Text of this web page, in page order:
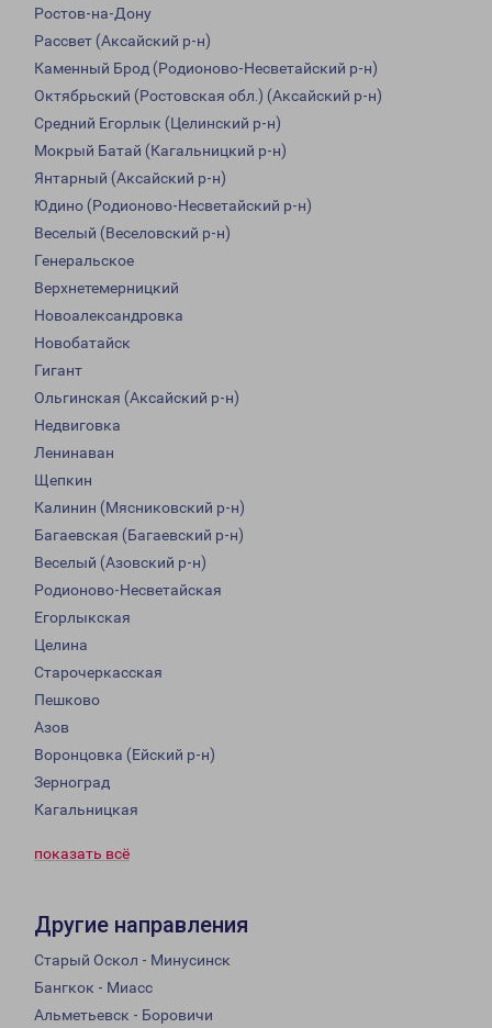
Ростов-на-Дону
Рассвет (Аксайский р-н)
Каменный Брод (Родионово-Несветайский р-н)
Октябрьский (Ростовская обл.) (Аксайский р-н)
Средний Егорлык (Целинский р-н)
Мокрый Батай (Кагальницкий р-н)
Янтарный (Аксайский р-н)
Юдино (Родионово-Несветайский р-н)
Веселый (Веселовский р-н)
Генеральское
Верхнетемерницкий
Новоалександровка
Новобатайск
Гигант
Ольгинская (Аксайский р-н)
Недвиговка
Ленинаван
Щепкин
Калинин (Мясниковский р-н)
Багаевская (Багаевский р-н)
Веселый (Азовский р-н)
Родионово-Несветайская
Егорлыкская
Целина
Старочеркасская
Пешково
Азов
Воронцовка (Ейский р-н)
Зерноград
Кагальницкая
показать всё
Другие направления
Старый Оскол - Минусинск
Бангкок - Миасс
Альметьевск - Боровичи